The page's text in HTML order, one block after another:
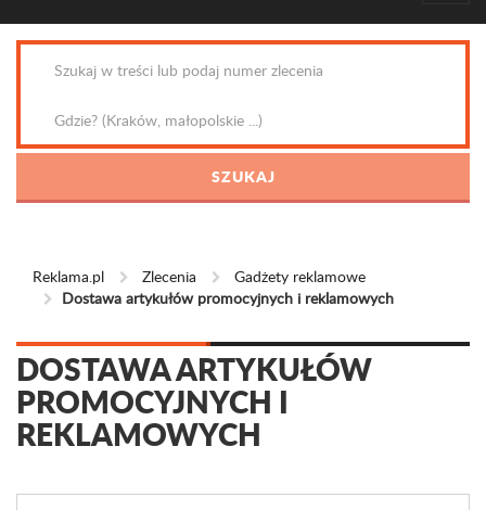
Reklama.pl Zlecenia
Gadżety reklamowe
Dostawa artykułów promocyjnych i reklamowych
DOSTAWA ARTYKUŁÓW
PROMOCYJNYCH I
REKLAMOWYCH